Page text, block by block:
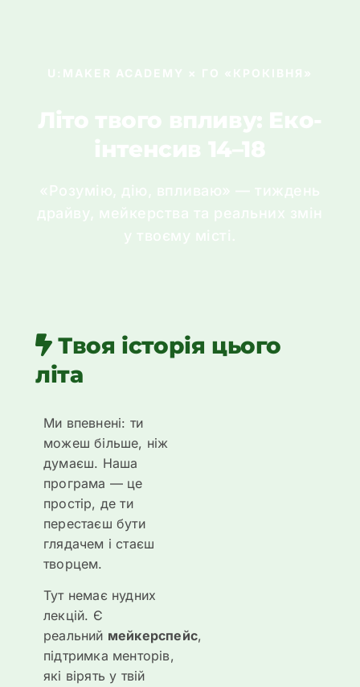
Твоя історія цього
літа
Ми впевнені: ти
можеш більше, ніж
думаєш. Наша
програма — це
простір, де ти
перестаєш бути
глядачем і стаєш
творцем.
Тут немає нудних
лекцій. Є
реальний мейкерспейс,
підтримка менторів,
які вірять у твій